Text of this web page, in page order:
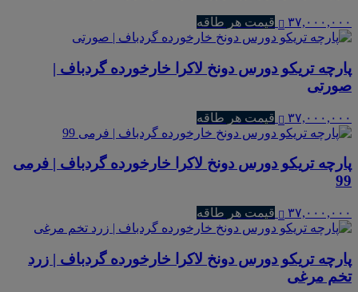
۳۷,۰۰۰,۰۰۰ قیمت هر طاقه
پارچه تریکو دورس دونخ لاکرا خارخورده گردباف |
صورتی
۳۷,۰۰۰,۰۰۰ قیمت هر طاقه
پارچه تریکو دورس دونخ لاکرا خارخورده گردباف | فرمی
99
۳۷,۰۰۰,۰۰۰ قیمت هر طاقه
پارچه تریکو دورس دونخ لاکرا خارخورده گردباف | زرد
تخم مرغی